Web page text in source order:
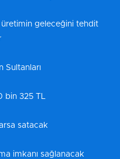
üretimin geleceğini tehdit
Sultanları
bin 325 TL
satacak
imkanı sağlanacak